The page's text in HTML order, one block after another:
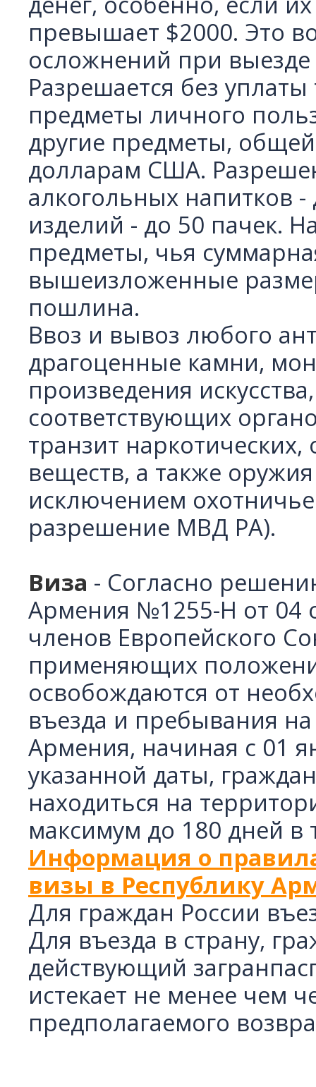
Санаторий Джермук Ашхар 8 дней
Школьные каникулы в Армении -
5 дней
7 дней
превышает $2000. Это
осложнений при выезде
Разрешается без
предметы личного
другие предметы,
долларам США.
алкогольных напитков
изделий - до 50 пачек.
предметы, чья
вышеизложенные
пошлина.
Ввоз и вывоз любого
драгоценные камни,
произведения
соответствующих
транзит
веществ, а также
исключением
разрешение МВД РА).
Виза - Согласно
Армения №1255-Н от 04
членов Европейского
применяющих
освобождаются от
въезда и пребывания
Армения, начиная с 01
указанной даты,
находиться на
максимум до 180 дней в
Информация о
визы в Республику
Для граждан России
Для въезда в страну,
действующий
истекает не менее чем
предполагаемого